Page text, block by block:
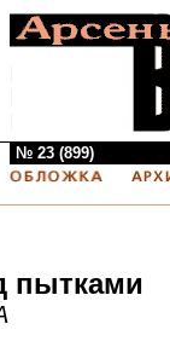
№ 23 (899)
пытками